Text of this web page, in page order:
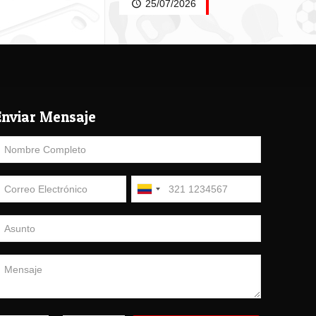
25/07/2026
Mensaje